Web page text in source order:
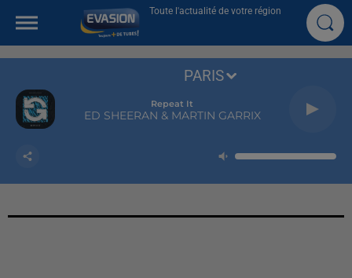
Toute l'actualité de votre région
Repeat It
ED SHEERAN & MARTIN GARRIX
PARIS